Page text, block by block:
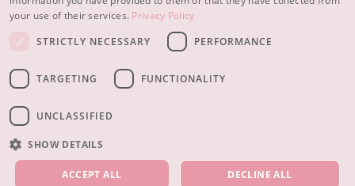
NUESTROS PRODUCTOS
INSPIRACIÓN
CONTACTO
© 2023 - 2026 Diadermine
your use of their services. Privacy Policy
STRICTLY NECESSARY
PERFORMANCE
TARGETING FUNCTIONALITY
UNCLASSIFIED
SHOW DETAILS
ACCEPT ALL DECLINE ALL